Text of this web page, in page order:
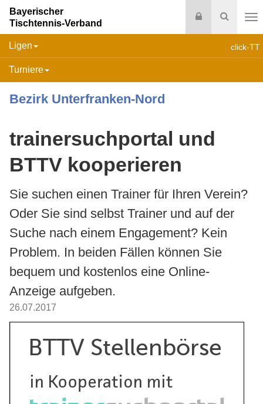
Suche
Login
Bayerischer
Tischtennis-Verband
click-TT
Ligen
Turniere
Bezirk Unterfranken-Nord
trainersuchportal und
BTTV kooperieren
Sie suchen einen Trainer für Ihren Verein?
Oder Sie sind selbst Trainer und auf der
Suche nach einem Engagement? Kein
Problem. In beiden Fällen können Sie
bequem und kostenlos eine Online-
Anzeige aufgeben.
26.07.2017